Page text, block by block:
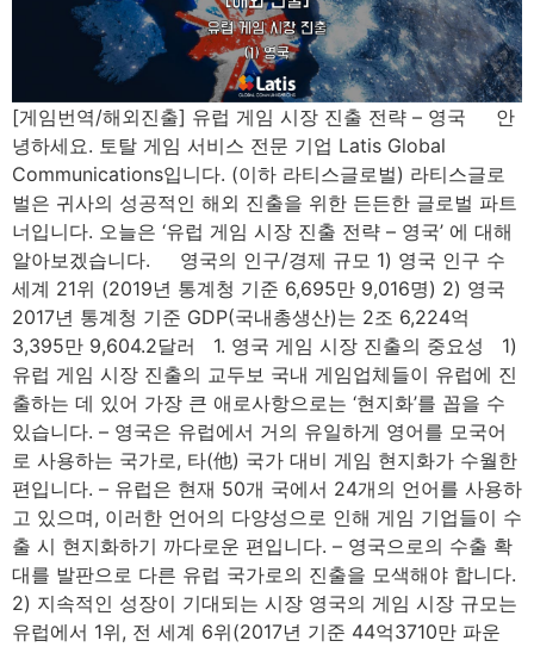
[게임번역/해외진출] 유럽 게임 시장 진출 전략 – 영국 안
녕하세요. 토탈 게임 서비스 전문 기업 Latis Global
Communications입니다. (이하 라티스글로벌) 라티스글로
벌은 귀사의 성공적인 해외 진출을 위한 든든한 글로벌 파트
너입니다. 오늘은 ‘유럽 게임 시장 진출 전략 – 영국’ 에 대해
알아보겠습니다. 영국의 인구/경제 규모 1) 영국 인구 수
세계 21위 (2019년 통계청 기준 6,695만 9,016명) 2) 영국
2017년 통계청 기준 GDP(국내총생산)는 2조 6,224억
3,395만 9,604.2달러 1. 영국 게임 시장 진출의 중요성 1)
유럽 게임 시장 진출의 교두보 국내 게임업체들이 유럽에 진
출하는 데 있어 가장 큰 애로사항으로는 ‘현지화’를 꼽을 수
있습니다. – 영국은 유럽에서 거의 유일하게 영어를 모국어
로 사용하는 국가로, 타(他) 국가 대비 게임 현지화가 수월한
편입니다. – 유럽은 현재 50개 국에서 24개의 언어를 사용하
고 있으며, 이러한 언어의 다양성으로 인해 게임 기업들이 수
출 시 현지화하기 까다로운 편입니다. – 영국으로의 수출 확
대를 발판으로 다른 유럽 국가로의 진출을 모색해야 합니다.
2) 지속적인 성장이 기대되는 시장 영국의 게임 시장 규모는
유럽에서 1위, 전 세계 6위(2017년 기준 44억3710만 파운